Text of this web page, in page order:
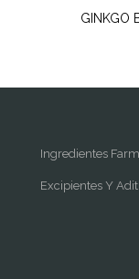
GINKGO
Ingredientes
Excipientes Y